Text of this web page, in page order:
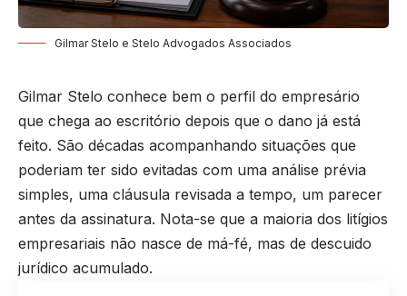
Gilmar Stelo e Stelo Advogados Associados
Gilmar Stelo conhece bem o perfil do empresário
que chega ao escritório depois que o dano já está
feito. São décadas acompanhando situações que
poderiam ter sido evitadas com uma análise prévia
simples, uma cláusula revisada a tempo, um parecer
antes da assinatura. Nota-se que a maioria dos litígios
empresariais não nasce de má-fé, mas de descuido
jurídico acumulado.